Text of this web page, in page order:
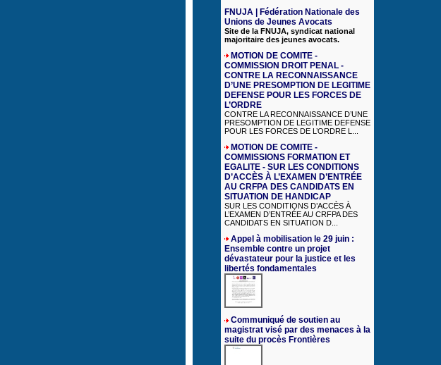
FNUJA | Fédération Nationale des
Unions de Jeunes Avocats
Site de la FNUJA, syndicat national
majoritaire des jeunes avocats.
MOTION DE COMITE -
COMMISSION DROIT PENAL -
CONTRE LA RECONNAISSANCE
D’UNE PRESOMPTION DE LEGITIME
DEFENSE POUR LES FORCES DE
L’ORDRE
CONTRE LA RECONNAISSANCE D’UNE
PRESOMPTION DE LEGITIME DEFENSE
POUR LES FORCES DE L’ORDRE L...
MOTION DE COMITE -
COMMISSIONS FORMATION ET
EGALITE - SUR LES CONDITIONS
D’ACCÈS À L’EXAMEN D’ENTRÉE
AU CRFPA DES CANDIDATS EN
SITUATION DE HANDICAP
SUR LES CONDITIONS D’ACCÈS À
L’EXAMEN D’ENTRÉE AU CRFPA DES
CANDIDATS EN SITUATION D...
Appel à mobilisation le 29 juin :
Ensemble contre un projet
dévastateur pour la justice et les
libertés fondamentales
Communiqué de soutien au
magistrat visé par des menaces à la
suite du procès Frontières